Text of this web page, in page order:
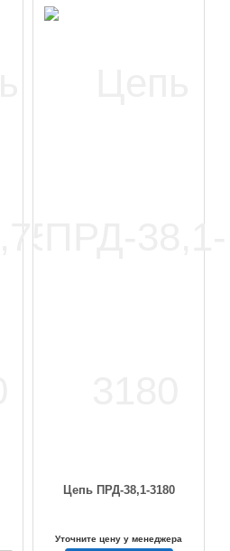
Цепь ПРД-38,1-3180
Уточните цену у менеджера